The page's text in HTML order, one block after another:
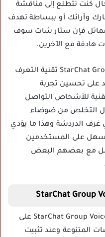
كنت تتطلع إلى مناقشة
وآرائك أو ببساطة تهدف
مماثل فإن ستار شات سوف
هادفة مع الآخرين.
يقدم تطبيق StarChat Group Voice Chat Room تقنية التعرف
على تحسين تجربة
للأشخاص التواصل
التخلص من ضوضاء
غرف الدردشة وهذا ما يؤدي
على المستخدمين
مع بعضهم البعض
يمكن تحميل تطبيق StarChat Group Voice Chat Room على
المتنوعة وعند تثبيت